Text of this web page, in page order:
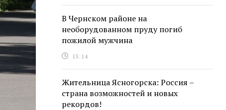
В Чернском районе на
необорудованном пруду погиб
пожилой мужчина
13:14
Жительница Ясногорска: Россия –
страна возможностей и новых
рекордов!